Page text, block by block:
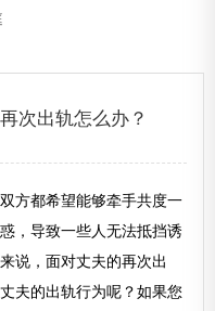
次出轨怎么办？
方都希望能够牵手共度一
，导致一些人无法抵挡诱
说，面对丈夫的再次出
夫的出轨行为呢？如果您